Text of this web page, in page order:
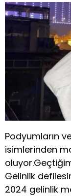
Podyumların
isimlerinden
Gelinlik
2024 gelinlik